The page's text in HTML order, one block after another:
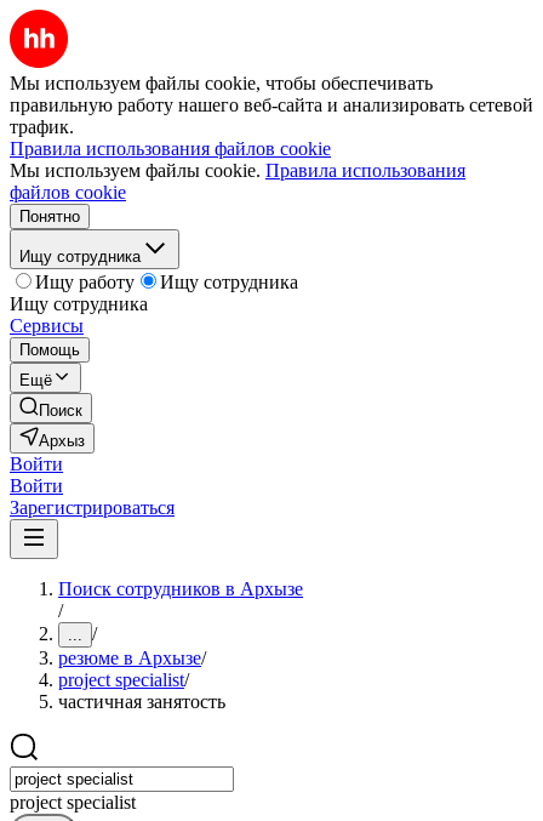
Мы используем файлы cookie, чтобы обеспечивать
правильную работу нашего веб-сайта и анализировать сетевой
трафик.
Правила использования файлов cookie
Мы используем файлы cookie. Правила использования
файлов cookie
Понятно
Ищу сотрудника
Ищу работу
Ищу сотрудника
Ищу сотрудника
Сервисы
Помощь
Ещё
Поиск
Архыз
Войти
Войти
Зарегистрироваться
Поиск сотрудников в Архызе
/
... /
резюме в Архызе/
project specialist/
частичная занятость
project specialist